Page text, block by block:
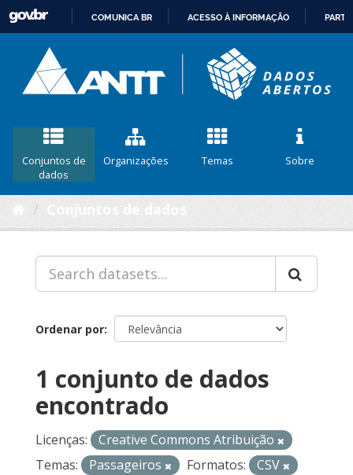
CONTEÚDO
COMUNICA BR ACESSO À INFORMAÇÃO
Conjuntos de
dados
Organizações Temas Sobre
Ordenar por
1 conjunto de dados
encontrado
Licenças:
Creative Commons Atribuição
Temas:
Passageiros Formatos:
CSV